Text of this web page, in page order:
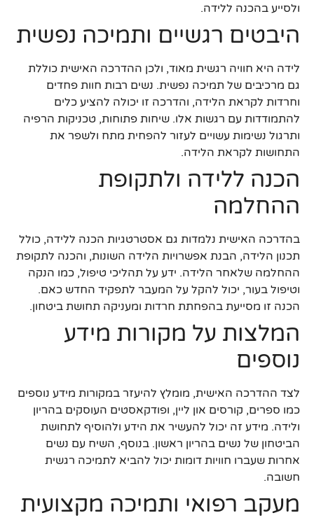
ולסייע בהכנה ללידה.
היבטים רגשיים ותמיכה נפשית
לידה היא חוויה רגשית מאוד, ולכן ההדרכה האישית כוללת
גם מרכיבים של תמיכה נפשית. נשים רבות חוות פחדים
וחרדות לקראת הלידה, והדרכה זו יכולה להציע כלים
להתמודדות עם רגשות אלו. שיחות פתוחות, טכניקות הרפיה
ותרגול נשימות עשויים לעזור להפחית מתח ולשפר את
התחושות לקראת הלידה.
הכנה ללידה ולתקופת
ההחלמה
בהדרכה האישית נלמדות גם אסטרטגיות הכנה ללידה, כולל
תכנון הלידה, הבנת אפשרויות הלידה השונות, והכנה לתקופת
ההחלמה שלאחר הלידה. ידע על תהליכי טיפול, כמו הנקה
וטיפול בעור, יכול להקל על המעבר לתפקיד החדש כאם.
הכנה זו מסייעת בהפחתת חרדות ומעניקה תחושת ביטחון.
המלצות על מקורות מידע
נוספים
לצד ההדרכה האישית, מומלץ להיעזר במקורות מידע נוספים
כמו ספרים, קורסים און ליין, ופודקאסטים העוסקים בהריון
ולידה. מידע זה יכול להעשיר את הידע ולהוסיף לתחושת
הביטחון של נשים בהריון ראשון. בנוסף, השיח עם נשים
אחרות שעברו חוויות דומות יכול להביא לתמיכה רגשית
חשובה.
מעקב רפואי ותמיכה מקצועית